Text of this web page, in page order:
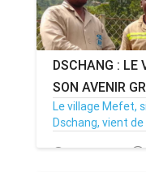
BREAKING-NEWS
CAMEROUN
PLUS
DSCHANG : LE
SON AVENIR
Le village Mefet,
Dschang, vient
31/10/25